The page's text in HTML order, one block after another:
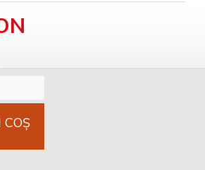
National 25Lei locker 25 lei